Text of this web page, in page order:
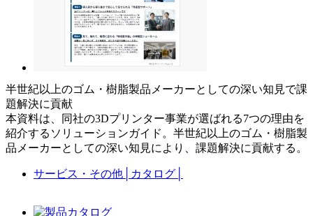
半世紀以上のゴム・樹脂製品メーカーとしての深い知見で課
題解決に貢献
本資料は、同社の3Dプリンター事業が選ばれる7つの理由を
紹介するソリューションガイド。半世紀以上のゴム・樹脂製
品メーカーとしての深い知見により、課題解決に貢献する。
サービス・その他 カタログ